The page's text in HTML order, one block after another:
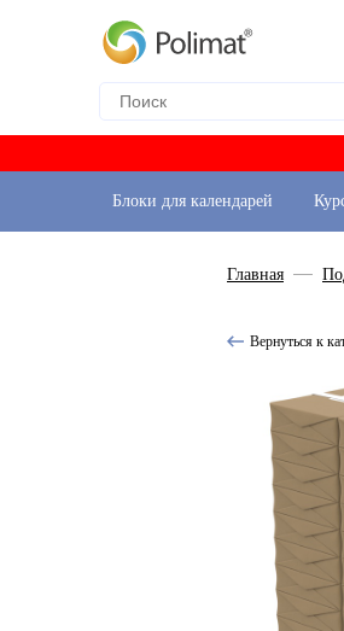
Блоки для календарей
Главная
Вернуться к